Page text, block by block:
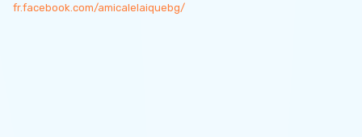
fr.facebook.com/amicalelaiquebg/